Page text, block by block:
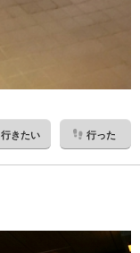
行きたい 行った